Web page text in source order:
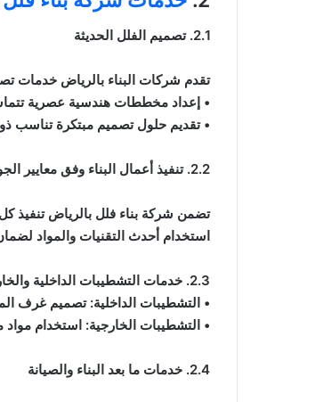
2.1. تصميم الفلل الحديثة
تقدم شركات البناء بالرياض خدمات
• إعداد مخططات هندسية عصرية
• تقديم حلول تصميم مبتكرة تناسب
2.2. تنفيذ أعمال البناء وفق معايير الجودة
تضمن شركة بناء فلل بالرياض تنفيذ
استخدام أحدث التقنيات والمواد
2.3. خدمات التشطيبات الداخلية والخارجية
• التشطيبات الداخلية: تصميم غرف
• التشطيبات الخارجية: استخدام مواد
2.4. خدمات ما بعد البناء والصيانة